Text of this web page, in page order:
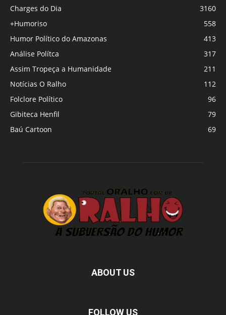
Charges do Dia
3160
+Humoriso
558
Humor Político do Amazonas
413
Análise Polítca
317
Assim Tropeça a Humanidade
211
Notícias O Ralho
112
Folclore Político
96
Gibiteca Henfil
79
Baú Cartoon
69
ABOUT US
FOLLOW US